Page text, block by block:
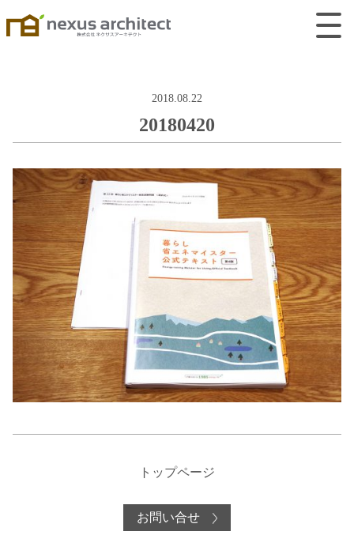
2018.08.22
20180420
トップページ
お問い合せ